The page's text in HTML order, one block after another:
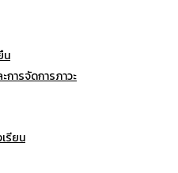
น
การจัดการภาวะ
รียน